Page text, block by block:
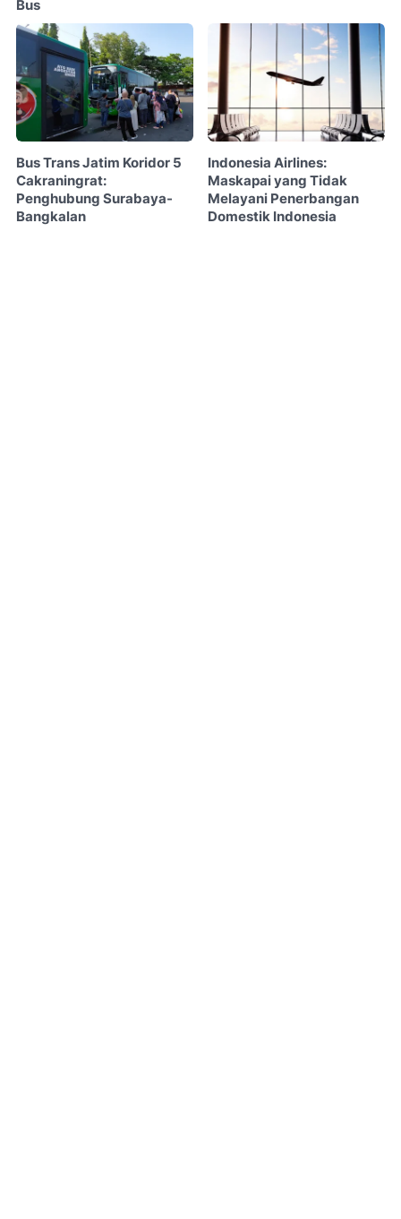
Bus
Bus Trans Jatim Koridor 5
Cakraningrat:
Penghubung Surabaya-
Bangkalan
Indonesia Airlines:
Maskapai yang Tidak
Melayani Penerbangan
Domestik Indonesia